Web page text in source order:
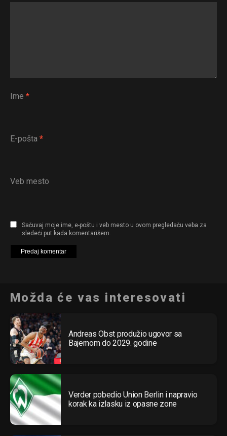
Ime *
E-pošta *
Veb mesto
Sačuvaj moje ime, e-poštu i veb mesto u ovom pregledaču veba za
sledeći put kada komentarišem.
Možda će vas interesovati
Andreas Obst produžio ugovor sa
Bajernom do 2029. godine
Verder pobedio Union Berlin i napravio
korak ka izlasku iz opasne zone